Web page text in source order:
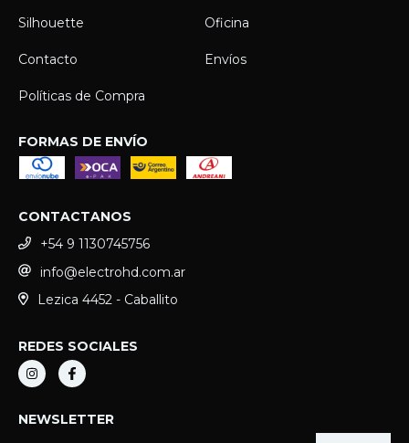
Silhouette Oficina
Contacto Envíos
Políticas de Compra
FORMAS DE ENVÍO
CONTACTANOS
+54 9 1130745756
info@electrohd.com.ar
Lezica 4452 - Caballito
REDES SOCIALES
NEWSLETTER